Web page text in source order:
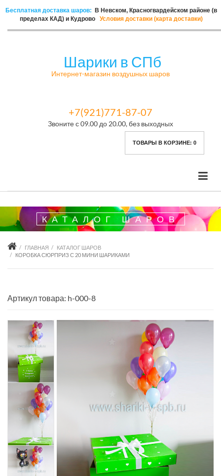
Бесплатная доставка шаров:
В Невском, Красногвардейском районе (в
пределах КАД) и Кудрово
Условия доставки (карта доставки)
Шарики в СПб
Интернет-магазин воздушных шаров
+7(921)771-87-07
Звоните с 09.00 до 20.00, без выходных
ТОВАРЫ В КОРЗИНЕ: 0
КАТАЛОГ ШАРОВ
ГЛАВНАЯ
КАТАЛОГ ШАРОВ
КОРОБКА СЮРПРИЗ С 20 МИНИ ШАРИКАМИ
Артикул товара: h-000-8